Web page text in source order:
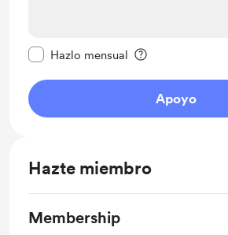
Hazlo mensual
Apoyo
Hazte miembro
Membership